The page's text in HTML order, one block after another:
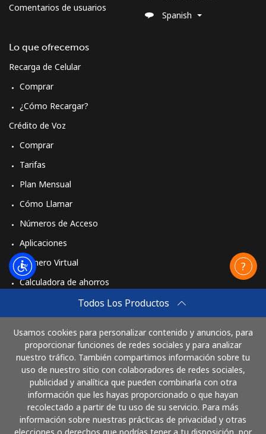
Todos Los Productos
Usamos cookies para personalizar contenido y anuncios, para
proporcionar funciones de redes sociales y para analizar
nuestro tráfico. También compartimos información sobre tu
uso de nuestro sitio con colaboradores de redes sociales,
publicidad y analítica que pueden combinarla con otra
información que les hayas proporcionado o que hayan
recolectado a partir de tu uso de su servicio. Para más
información sobre nuestras prácticas de privacidad y otras
Comentarios de usuarios
Lo que ofrecemos
Recarga de Celular
Comprar
¿Cómo Recargar?
Crédito de Voz
Comprar
Tarifas
Plan Mensual
Cómo Llamar
Números de Acceso
Aplicaciones
Número Virtual
Calculadora de ahorros
Comprar
Cómo funciona
Spanish
Paga con